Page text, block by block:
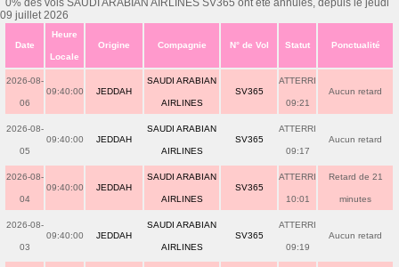
0% des vols SAUDI ARABIAN AIRLINES SV365 ont été annulés, depuis le jeudi
09 juillet 2026
Date
Heure
Locale
Origine Compagnie N° de Vol Statut Ponctualité
2026-08-
06
09:40:00 JEDDAH
SAUDI ARABIAN
AIRLINES
SV365
ATTERRI
09:21
Aucun retard
2026-08-
05
09:40:00 JEDDAH
SAUDI ARABIAN
AIRLINES
SV365
ATTERRI
09:17
Aucun retard
2026-08-
04
09:40:00 JEDDAH
SAUDI ARABIAN
AIRLINES
SV365
ATTERRI
10:01
Retard de 21
minutes
2026-08-
03
09:40:00 JEDDAH
SAUDI ARABIAN
AIRLINES
SV365
ATTERRI
09:19
Aucun retard